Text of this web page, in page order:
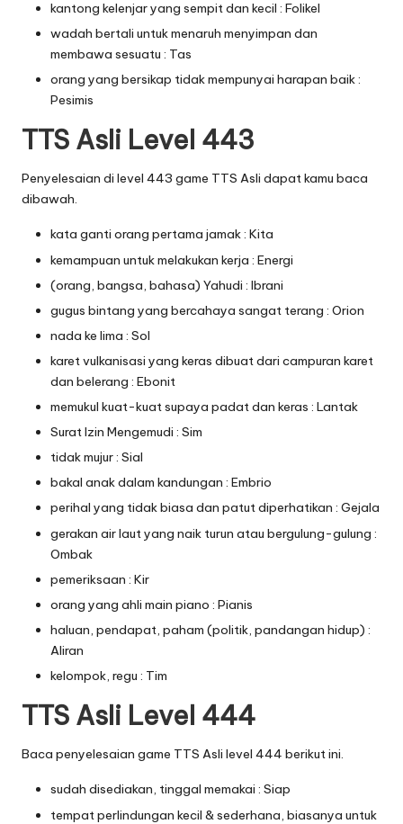
kantong kelenjar yang sempit dan kecil : Folikel
wadah bertali untuk menaruh menyimpan dan
membawa sesuatu : Tas
orang yang bersikap tidak mempunyai harapan baik :
Pesimis
TTS Asli Level 443
Penyelesaian di level 443 game TTS Asli dapat kamu baca
dibawah.
kata ganti orang pertama jamak : Kita
kemampuan untuk melakukan kerja : Energi
(orang, bangsa, bahasa) Yahudi : Ibrani
gugus bintang yang bercahaya sangat terang : Orion
nada ke lima : Sol
karet vulkanisasi yang keras dibuat dari campuran karet
dan belerang : Ebonit
memukul kuat-kuat supaya padat dan keras : Lantak
Surat Izin Mengemudi : Sim
tidak mujur : Sial
bakal anak dalam kandungan : Embrio
perihal yang tidak biasa dan patut diperhatikan : Gejala
gerakan air laut yang naik turun atau bergulung-gulung :
Ombak
pemeriksaan : Kir
orang yang ahli main piano : Pianis
haluan, pendapat, paham (politik, pandangan hidup) :
Aliran
kelompok, regu : Tim
TTS Asli Level 444
Baca penyelesaian game TTS Asli level 444 berikut ini.
sudah disediakan, tinggal memakai : Siap
tempat perlindungan kecil & sederhana, biasanya untuk